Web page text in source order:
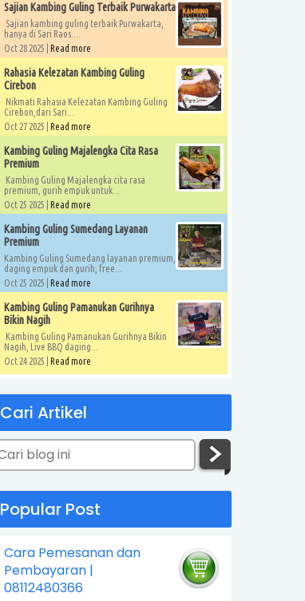
Sajian Kambing Guling Terbaik Purwakarta
Sajian kambing guling terbaik Purwakarta,
hanya di Sari Raos....
Oct 28 2025 | Read more
Rahasia Kelezatan Kambing Guling
Cirebon
Nikmati Rahasia Kelezatan Kambing Guling
Cirebon,dari Sari...
Oct 27 2025 | Read more
Kambing Guling Majalengka Cita Rasa
Premium
Kambing Guling Majalengka cita rasa
premium, gurih empuk untuk...
Oct 25 2025 | Read more
Kambing Guling Sumedang Layanan
Premium
Kambing Guling Sumedang layanan premium,
daging empuk dan gurih, free...
Oct 25 2025 | Read more
Kambing Guling Pamanukan Gurihnya
Bikin Nagih
Kambing Guling Pamanukan Gurihnya Bikin
Nagih, Live BBQ daging...
Oct 24 2025 | Read more
Cari Artikel
Popular Post
Cara Pemesanan dan
Pembayaran |
08112480366